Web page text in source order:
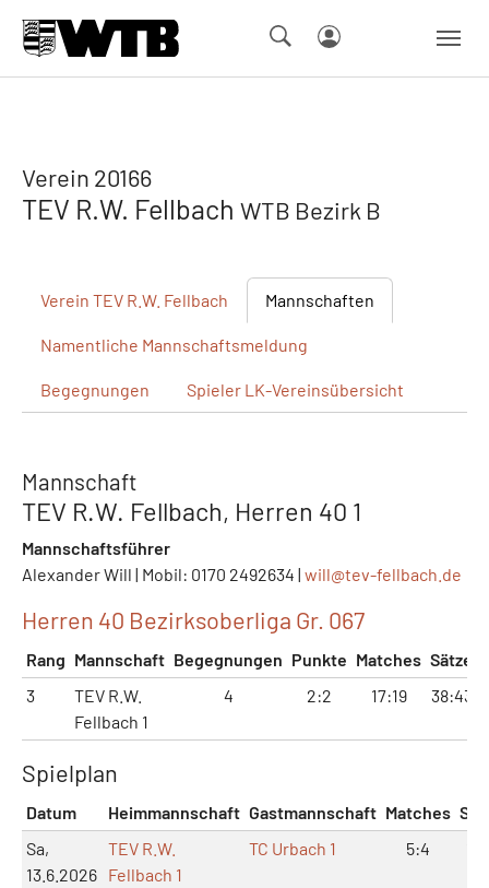
Verein 20166
TEV R.W. Fellbach WTB Bezirk B
Verein TEV R.W. Fellbach Mannschaften
Namentliche Mannschaftsmeldung
Begegnungen Spieler LK-Vereinsübersicht
Mannschaft
TEV R.W. Fellbach, Herren 40 1
Mannschaftsführer
Alexander Will | Mobil: 0170 2492634 | will@tev-fellbach.de
Herren 40 Bezirksoberliga Gr. 067
Rang Mannschaft Begegnungen Punkte Matches Sätze
3
TEV R.W.
Fellbach 1
4 2:2 17:19 38:43
Spielplan
Datum Heimmannschaft Gastmannschaft Matches
Sa,
13.6.2026
TEV R.W.
Fellbach 1
TC Urbach 1 5:4